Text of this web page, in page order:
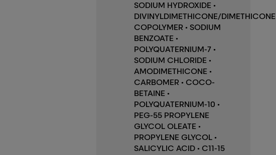
SODIUM HYDROXIDE •
DIVINYLDIMETHICONE/DIMETHICONE
COPOLYMER • SODIUM
BENZOATE •
POLYQUATERNIUM-7 •
SODIUM CHLORIDE •
AMODIMETHICONE •
CARBOMER • COCO-
BETAINE •
POLYQUATERNIUM-10 •
PEG-55 PROPYLENE
GLYCOL OLEATE •
PROPYLENE GLYCOL •
SALICYLIC ACID • C11-15